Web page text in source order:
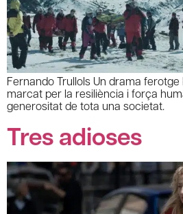
Fernando Trullols Un drama
marcat per la resiliència i força
generositat de tota una societat.
Tres adioses